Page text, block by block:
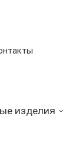
изделия